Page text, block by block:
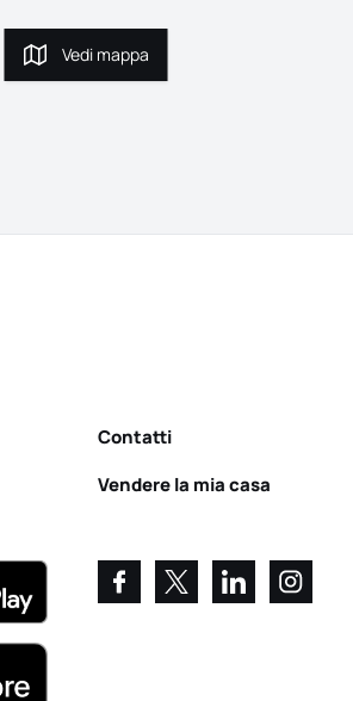
Vedi mappa
Vedi mappa
Contatti
Vendere la mia casa